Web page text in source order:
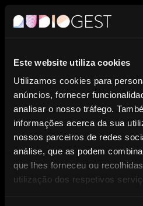
Este website utiliza cookies
Utilizamos cookies para
anúncios, fornecer
analisar o nosso tráfego.
informações acerca da sua
nossos parceiros de redes
análise, que as podem
que lhes forneceu ou
utilização dos respetivos
Entidade de
Direitos dos
Fonográficos.